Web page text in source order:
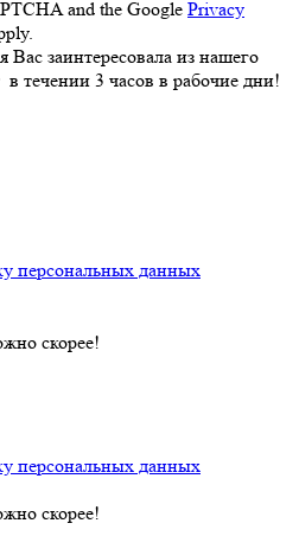
and the Google Privacy
заинтересовала из нашего
в течении 3 часов в рабочие дни!
персональных данных
скорее!
персональных данных
скорее!